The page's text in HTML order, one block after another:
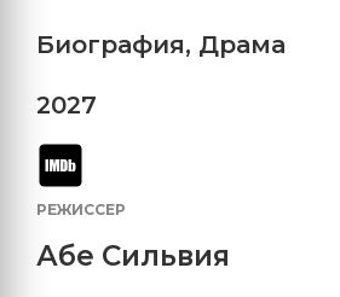
Биография, Драма
2027
РЕЖИССЕР
Абе Сильвия